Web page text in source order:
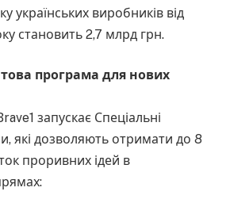
українських виробників від
становить 2,7 млрд грн.
програма для нових
запускає Спеціальні
які дозволяють отримати до 8
проривних ідей в